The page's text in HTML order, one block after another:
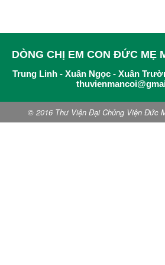
DÒNG CHỊ EM CON ĐỨC MẸ
Trung Linh - Xuân Ngọc - Xuân
© 2016 Thư Viện Đại Chủng Viện Đức